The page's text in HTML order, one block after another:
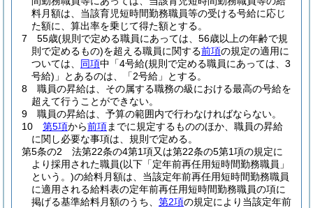
料月額は、当該育児短時間勤務職員等の受ける号給に応じ
た額に、算出率を乗じて得た額とする。
7
55歳(規則で定める職員にあっては、56歳以上の年齢で規
則で定めるもの)を超える職員に関する前項の規定の適用に
ついては、 同項中「4号給(規則で定める職員にあっては、3
号給) 」とあるのは、「2号給」とする。
8
職員の昇給は、その属する職務の級における最高の号給を
超えて行うことができない。
9
職員の昇給は、予算の範囲内で行わなければならない。
10
第5項から前項までに規定するもののほか、職員の昇給
に関し必要な事項は、規則で定める。
第5条の2
法第22条の4第1項又は第22条の5第1項の規定に
より採用された職員(以下「定年前再任用短時間勤務職員」
という。)の給料月額は、当該定年前再任用短時間勤務職員
に適用される給料表の定年前再任用短時間勤務職員の項に
掲げる基準給料月額のうち、 第2項の規定により当該定年前